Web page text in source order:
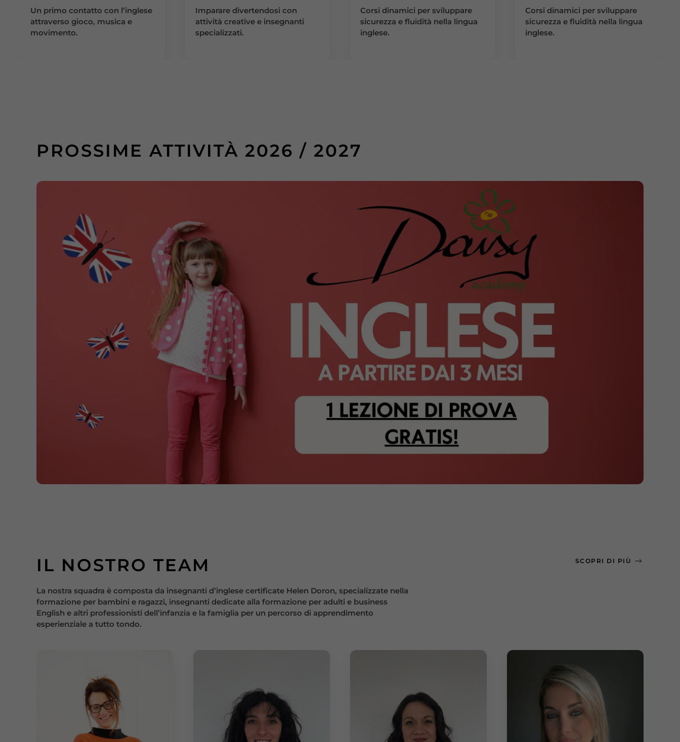
Un primo contatto con l’inglese
attraverso gioco, musica e
movimento.
Imparare divertendosi con
attività creative e insegnanti
specializzati.
Corsi dinamici per sviluppare
sicurezza e fluidità nella lingua
inglese.
Corsi dinamici per sviluppare
sicurezza e fluidità nella lingua
inglese.
PROSSIME ATTIVITÀ 2026 / 2027
IL NOSTRO TEAM
La nostra squadra è composta da insegnanti d’inglese certificate Helen Doron, specializzate nella
formazione per bambini e ragazzi, insegnanti dedicate alla formazione per adulti e business
English e altri professionisti dell’infanzia e la famiglia per un percorso di apprendimento
esperienziale a tutto tondo.
SCOPRI DI PIÙ